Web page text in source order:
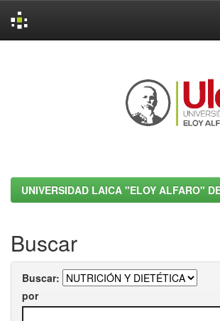
UNIVERSIDAD LAICA "ELOY ALFARO"
Buscar
Buscar:
por